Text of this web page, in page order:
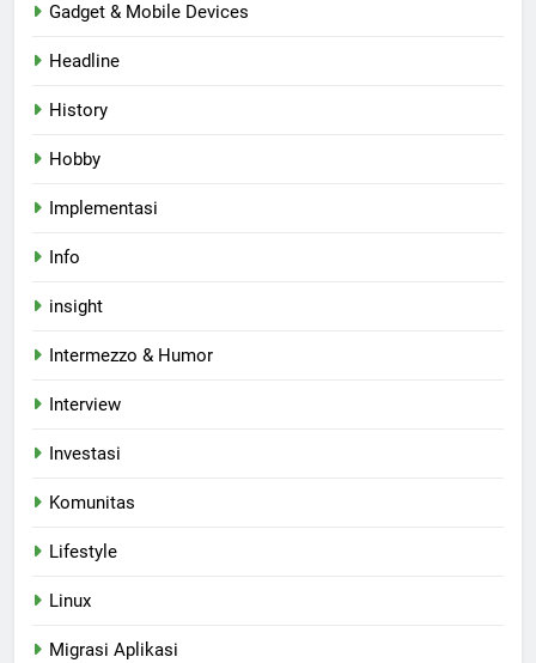
Gadget & Mobile Devices
Headline
History
Hobby
Implementasi
Info
insight
Intermezzo & Humor
Interview
Investasi
Komunitas
Lifestyle
Linux
Migrasi Aplikasi